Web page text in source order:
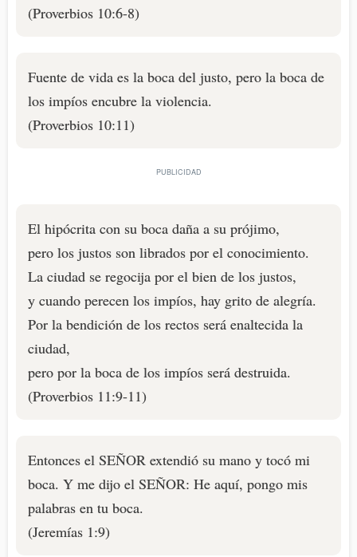
(Proverbios 10:6-8)
Fuente de vida es la boca del justo, pero la boca de
los impíos encubre la violencia.
(Proverbios 10:11)
El hipócrita con su boca daña a su prójimo,
pero los justos son librados por el conocimiento.
La ciudad se regocija por el bien de los justos,
y cuando perecen los impíos, hay grito de alegría.
Por la bendición de los rectos será enaltecida la
ciudad,
pero por la boca de los impíos será destruida.
(Proverbios 11:9-11)
Entonces el SEÑOR extendió su mano y tocó mi
boca. Y me dijo el SEÑOR: He aquí, pongo mis
palabras en tu boca.
(Jeremías 1:9)